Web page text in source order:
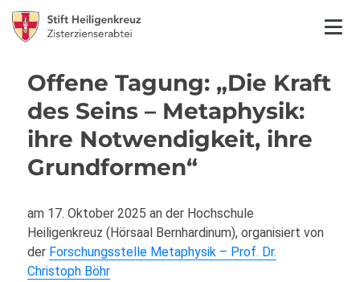
Offene Tagung: „Die Kraft
des Seins – Metaphysik:
ihre Notwendigkeit, ihre
Grundformen“
am 17. Oktober 2025 an der Hochschule
Heiligenkreuz (Hörsaal Bernhardinum), organisiert von
der Forschungsstelle Metaphysik – Prof. Dr.
Christoph Böhr